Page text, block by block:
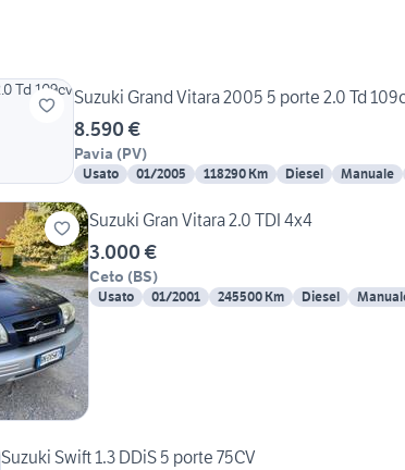
Suzuki Grand Vitara 2005 5 porte 2.0 Td
8.590 €
Pavia (PV)
Usato 01/2005 118290 Km Diesel Manuale
Suzuki Gran Vitara 2.0 TDI 4x4
3.000 €
Ceto (BS)
Usato 01/2001 245500 Km Diesel
Suzuki Swift 1.3 DDiS 5 porte 75CV